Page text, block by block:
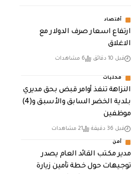
أقتصاد
ارتفاع اسعار صرف الدولار مع
الاغلاق
قبل 10 دقائق 6 مشاهدات
محليات
النزاهة تنفذ أوامر قبض بحق مديري
بلدية الخضر السابق والأسبق و(4)
موظفين
قبل 36 دقيقة 21 مشاهدات
أمن
مدير مكتب القائد العام يصدر
توجيهات حول خطة تأمين زيارة